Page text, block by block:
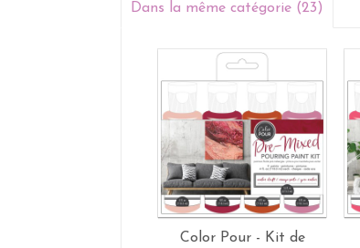
Dans la même catégorie (23)
Color Pour - Kit de